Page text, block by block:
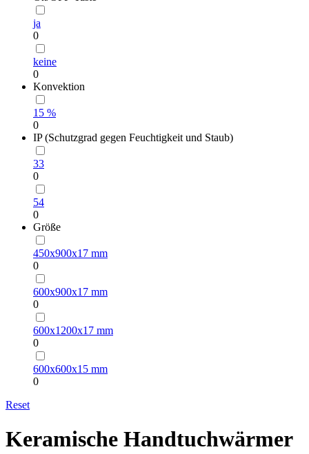
ja
0
keine
0
Konvektion
15 %
0
IP (Schutzgrad gegen Feuchtigkeit und Staub)
33
0
54
0
Größe
450х900х17 mm
0
600х900х17 mm
0
600х1200х17 mm
0
600х600х15 mm
0
Reset
Keramische Handtuchwärmer